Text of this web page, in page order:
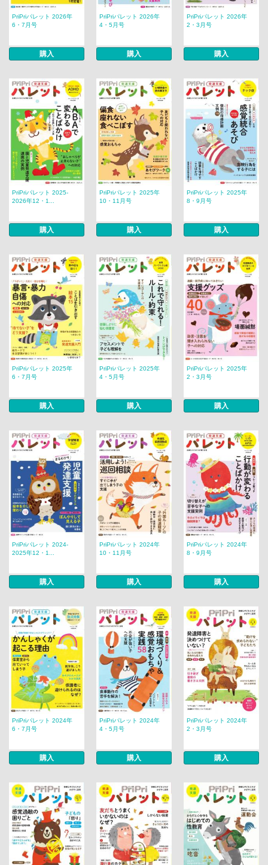
PriPriパレット 2026年
6・7月号
購入
PriPriパレット 2026年
4・5月号
購入
PriPriパレット 2026年
2・3月号
購入
PriPriパレット 2025-
2026年12・1...
購入
PriPriパレット 2025年
10・11月号
購入
PriPriパレット 2025年
8・9月号
購入
PriPriパレット 2025年
6・7月号
購入
PriPriパレット 2025年
4・5月号
購入
PriPriパレット 2025年
2・3月号
購入
PriPriパレット 2024-
2025年12・1...
購入
PriPriパレット 2024年
10・11月号
購入
PriPriパレット 2024年
8・9月号
購入
PriPriパレット 2024年
6・7月号
購入
PriPriパレット 2024年
4・5月号
購入
PriPriパレット 2024年
2・3月号
購入